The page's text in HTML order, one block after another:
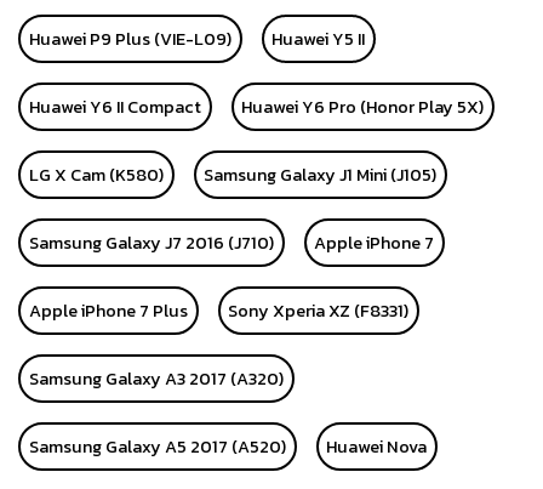
Huawei P9 Plus (VIE-L09) Huawei Y5 II
Huawei Y6 II Compact Huawei Y6 Pro (Honor Play 5X)
LG X Cam (K580) Samsung Galaxy J1 Mini (J105)
Samsung Galaxy J7 2016 (J710) Apple iPhone 7
Apple iPhone 7 Plus Sony Xperia XZ (F8331)
Samsung Galaxy A3 2017 (A320)
Samsung Galaxy A5 2017 (A520) Huawei Nova